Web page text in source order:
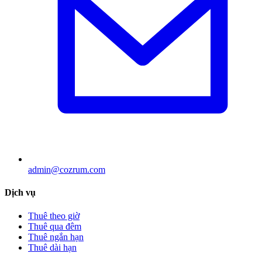
admin@cozrum.com
Dịch vụ
Thuê theo giờ
Thuê qua đêm
Thuê ngắn hạn
Thuê dài hạn